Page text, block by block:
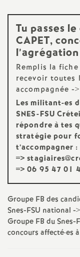
Tu passes
CAPET,
l’agrégation
Remplis la
recevoir toutes
accompagnée -
Les militant-es
SNES-FSU
répondre à tes
stratégie pour
t’accompagner :
=>
=> 06 95 47 01
Groupe FB des
Snes-FSU national ->
Groupe FB du Snes-
concours affecté·es